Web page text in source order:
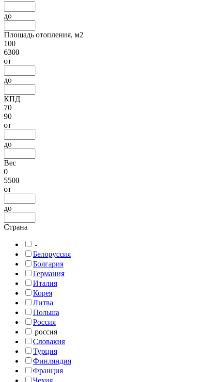
до
Площадь отопления, м2
100
6300
от
до
КПД
70
90
от
до
Вес
0
5500
от
до
Страна
-
Белоруссия
Болгария
Германия
Италия
Корея
Литва
Польша
Россия
россия
Словакия
Турция
Финляндия
Франция
Чехия